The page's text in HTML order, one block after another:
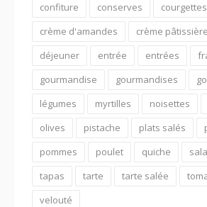
confiture
conserves
courgettes
crème d'amandes
crème pâtissière
déjeuner
entrée entrées
gourmandise
gourmandises
légumes
myrtilles noisettes
olives
pistache plats salés
pommes
poulet quiche
tapas
tarte tarte salée
velouté